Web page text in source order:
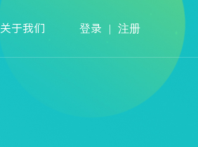
关于我们 登录 | 注册